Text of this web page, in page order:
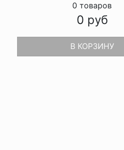
0 товаров
0 руб
В КОРЗИНУ